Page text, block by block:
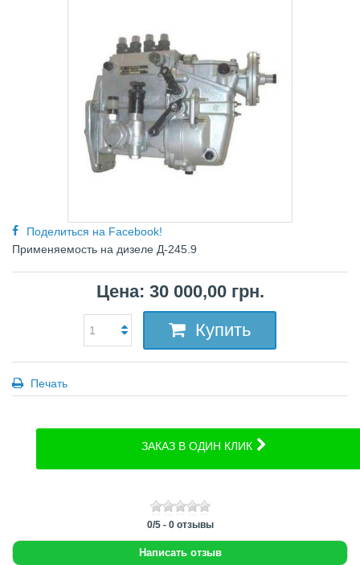
Поделиться на Facebook!
Примeняeмocть нa дизeлe Д-245.9
Цена: 30 000,00 грн.
Купить
Печать
ЗАКАЗ В ОДИН КЛИК
0/5- 0отзывы
Написать отзыв